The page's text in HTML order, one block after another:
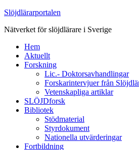
Slöjdlärarportalen
Nätverket för slöjdlärare i Sverige
Hem
Aktuellt
Forskning
Lic.- Doktorsavhandlingar
Forskarintervjuer från
Vetenskapliga artiklar
SLÖJDforsk
Bibliotek
Stödmaterial
Styrdokument
Nationella utvärderingar
Fortbildning